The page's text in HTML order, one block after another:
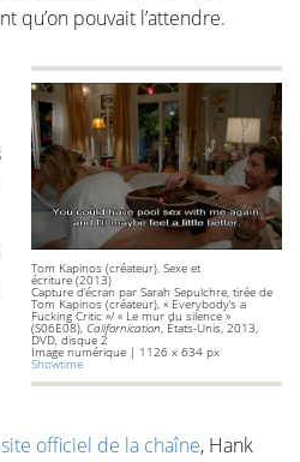
qu’on pouvait l’attendre.
Tom Kapinos (créateur), Sexe et
écriture (2013)
Capture d’écran par Sarah Sepulchre, tirée de
Tom Kapinos (créateur), « Everybody’s a
Fucking Critic »/ « Le mur du silence »
(S06E08), Californication, États-Unis, 2013,
DVD, disque 2
Image numérique | 1126 x 634 px
Showtime
site officiel de la chaîne, Hank